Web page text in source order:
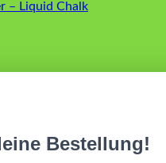
– Liquid Chalk
Bestellung!